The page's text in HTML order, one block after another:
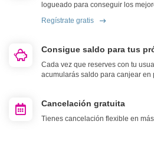
logueado para conseguir los
Regístrate gratis
Consigue saldo para tus
Cada vez que reserves con tu
acumularás saldo para canjear en
Cancelación gratuita
Tienes cancelación flexible en